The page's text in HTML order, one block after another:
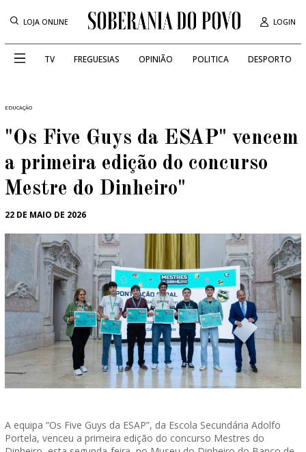
LOJA ONLINE LOGIN
TV FREGUESIAS OPINIÃO POLITICA DESPORTO
EDUCAÇÃO
"Os Five Guys da ESAP" vencem
a primeira edição do concurso
Mestre do Dinheiro"
22 DE MAIO DE 2026
A equipa “Os Five Guys da ESAP”, da Escola Secundária Adolfo
Portela, venceu a primeira edição do concurso Mestres do